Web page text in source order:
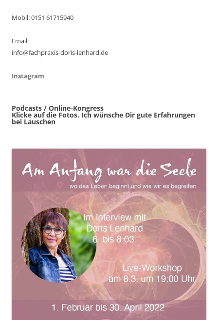
Mobil: 0151 61715940
Email:
info@fachpraxis-doris-lenhard.de
Instagram
Podcasts / Online-Kongress
Klicke auf die Fotos. Ich wünsche Dir gute Erfahrungen
bei Lauschen